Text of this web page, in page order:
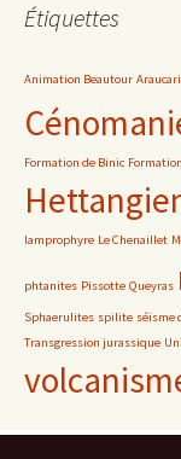
Étiquettes
Animation Beautour
Formation de Binic
lamprophyre Le Chenaillet
phtanites Pissotte Queyras
Sphaerulites spilite séisme
Transgression jurassique